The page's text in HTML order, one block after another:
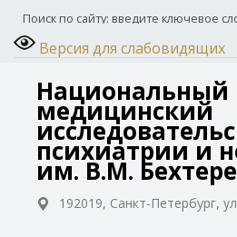
Версия для слабовидящих
Национальный
медицинский
психиатрии и
им. В.М.
192019, Санкт-Петербург,